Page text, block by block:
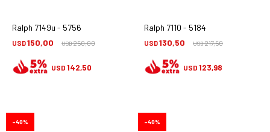
Ralph 7149u - 5756
USD150,00 USD250,00
USD 142,50
Ralph 7110 - 5184
USD130,50 USD217,50
USD 123,98
40 40